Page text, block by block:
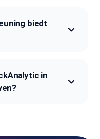
biedt
in